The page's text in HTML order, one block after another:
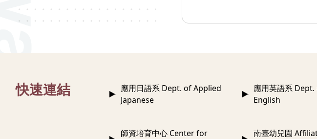
快速連結
應用日語系 Dept. of Applied
Japanese
應用英語系
English
師資培育中心 Center for
南臺幼兒園